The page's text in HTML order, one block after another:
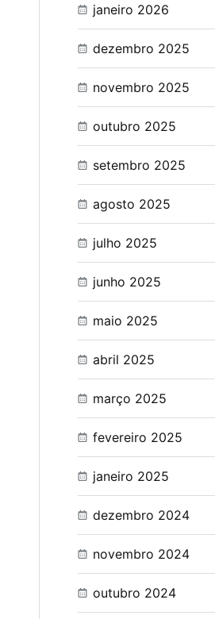
janeiro 2026
dezembro 2025
novembro 2025
outubro 2025
setembro 2025
agosto 2025
julho 2025
junho 2025
maio 2025
abril 2025
março 2025
fevereiro 2025
janeiro 2025
dezembro 2024
novembro 2024
outubro 2024